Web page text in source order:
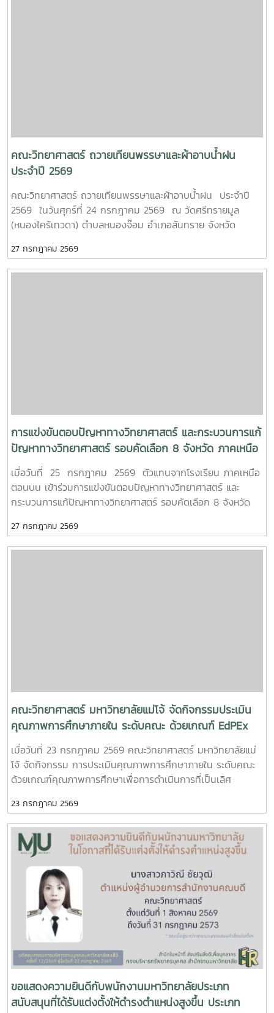
วัตถุประสงค์เพื่อพัฒนาสมรรถนะด้านเทคโนโลยีและระบบอัตโนมัติ
เสริมสร้างทักษะวิชาชีพที่สอดคล้องกับความต้องการของภาค
อุตสาหกรรมยุคใหม่ พร้อมยกระดับศักยภาพผู้เรียนให้มีความ
และพัฒนากำลังคนอาชีวศึกษาเฉพาะทางสมรรรถนะสูง" 32 ปี
MTP รั้ว ชมพู - ฟ้าดูรูปเพิ่มเติม :
https://drive.google.com/drive/folders/
คณะวิทยาศาสตร์ ถวายเทียนพรรษาและผ้าอาบน้ำฝน
ประจำปี 2569
คณะวิทยาศาสตร์ ถวายเทียนพรรษาและผ้าอาบน้ำฝน ประจำปี
2569 ในวันศุกร์ที่ 24 กรกฎาคม 2569 ณ วัดศรีทรายมูล
(หนองไคร้เทวดา) ตำบลหนองจ๊อม อำเภอสันทราย จังหวัด
27 กรกฎาคม 2569
การแข่งขันตอบปัญหาทางวิทยาศาสตร์ และกระบวนการแก้
ปัญหาทางวิทยาศาสตร์ รอบคัดเลือก 8 จังหวัด ภาคเหนือ
ตอนบน
เมื่อวันที่ 25 กรกฎาคม 2569 ตัวแทนจากโรงเรียน ภาคเหนือ
ตอนบน เข้าร่วมการแข่งขันตอบปัญหาทางวิทยาศาสตร์ และ
กระบวนการแก้ปัญหาทางวิทยาศาสตร์ รอบคัดเลือก 8 จังหวัด
แห่งชาติ และสัปดาห์วิทยาศาสตร์ แห่งชาติ ประจำปี 2569 เพื่อเข้า
สู่รอบชิงชนะเลิศ ต่อไป
27 กรกฎาคม 2569
คณะวิทยาศาสตร์ มหาวิทยาลัยแม่โจ้ จัดกิจกรรมประเมิน
คุณภาพการศึกษาภายใน ระดับคณะ ด้วยเกณฑ์ EdPEx
ประจำปีการศึกษา 2568
เมื่อวันที่ 23 กรกฎาคม 2569 คณะวิทยาศาสตร์ มหาวิทยาลัยแม่
โจ้ จัดกิจกรรม การประเมินคุณภาพการศึกษาภายใน ระดับคณะ
ด้วยเกณฑ์คุณภาพการศึกษาเพื่อการดำเนินการที่เป็นเลิศ
ประจำปีการศึกษา 2568 เพื่อทบทวนผลการดำเนินงานของคณะ
และพัฒนาระบบการบริหารจัดการให้มีประสิทธิภาพตามแนวทาง
ของเกณฑ์ EdPEx มุ่งสู่ความเป็นเลิศในการบริหารองค์กรและการ
จัดการศึกษาอย่างยั่งยืน ในการนี้ คณะกรรมการประเมินคุณภาพ
การศึกษาภายใน ได้ร่วมดำเนินการ วิพากษ์และให้ข้อเสนอแนะต่อ
รายงานผลการดำเนินการเพื่อความเป็นเลิศ (EdPEx Report)
โดยพิจารณาความครบถ้วน ความเชื่อมโยง และความสอดคล้อง
ของผลการดำเนินงานในทุกหมวดของเกณฑ์ EdPEx พร้อมแลก
เปลี่ยนข้อคิดเห็นและแนวทางการพัฒนา เพื่อยกระดับคุณภาพ
ของรายงานและเตรียมความพร้อมสำหรับการดำเนินงานด้าน
คุณภาพของคณะในระยะต่อไป คณะกรรมการประเมินคุณภาพการ
ศึกษาภายใน ประกอบด้วย รองศาสตราจารย์ ดร.รัชพล สันติวรา
กร ประธานกรรมการ คณบดีคณะวิศวกรรมศาสตร์ มหาวิทยาลัย
ขอนแก่น ผู้ช่วยศาสตราจารย์ตะวันฉาย โพธิ์หอม กรรมการ คณะ
23 กรกฎาคม 2569
ขอแสดงความยินดีกับพนักงานมหาวิทยาลัยประเภท
สนับสนุนที่ได้รับแต่งตั้งให้ดำรงตำแหน่งสูงขึ้น ประเภท